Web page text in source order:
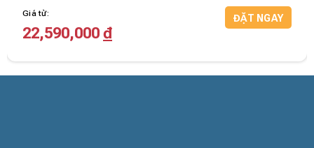
Giá từ:
22,590,000 đ
ĐẶT NGAY